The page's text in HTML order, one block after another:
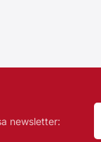
newsletter: